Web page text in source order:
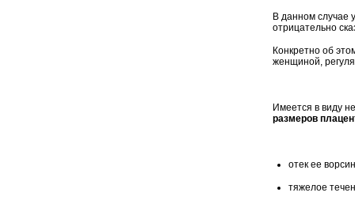
В данном случае
отрицательно
Конкретно об
женщиной,
Имеется в виду
размеров
отек ее
тяжелое